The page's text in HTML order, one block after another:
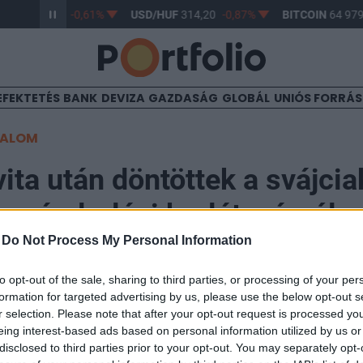
Do Not Process My Personal Information
opt-out of the sale, sharing to third parties, or processing of your
for targeted advertising by us, please use the below opt-out
selection. Please note that after your opt-out request is processed
interest-based ads based on personal information utilized by us
to third parties prior to your opt-out. You may separately
363,17 -0,61% USD/HUF314,20 -0,87% BITCOIN64
BANK DEVIZA GAZDASÁG GLOBÁL UNIÓS
után döntöttek a
korlátozásról
elutasították azt a népszavazási kezdeményezést,
az ország népességét, és szükség esetén a